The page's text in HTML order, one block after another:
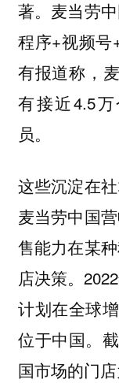
著。麦当劳
程序+视频号
有报道称，
有接近4.5
员。
这些沉淀在
麦当劳中国
售能力在某
店决策。
计划在全球
位于中国。
国市场的门店